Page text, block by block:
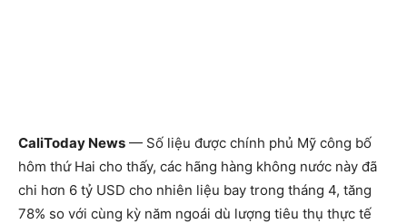
CaliToday News — Số liệu được chính phủ Mỹ công bố
hôm thứ Hai cho thấy, các hãng hàng không nước này đã
chi hơn 6 tỷ USD cho nhiên liệu bay trong tháng 4, tăng
78% so với cùng kỳ năm ngoái dù lượng tiêu thụ thực tế